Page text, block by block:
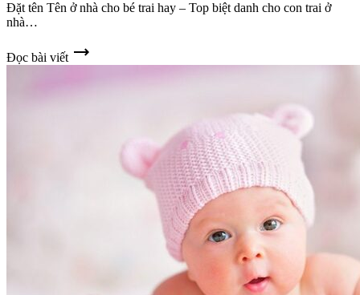
Đặt tên Tên ở nhà cho bé trai hay – Top biệt danh cho con trai ở
nhà…
Đọc bài viết trending_flat